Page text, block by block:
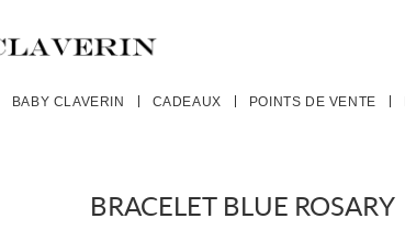
BABY CLAVERIN CADEAUX POINTS DE VENTE
BRACELET BLUE ROSARY